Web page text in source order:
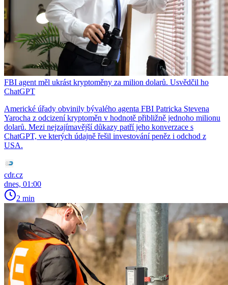
FBI agent měl ukrást kryptoměny za milion dolarů. Usvědčil ho
ChatGPT
Americké úřady obvinily bývalého agenta FBI Patricka Stevena
Yarocha z odcizení kryptoměn v hodnotě přibližně jednoho milionu
dolarů. Mezi nejzajímavější důkazy patří jeho konverzace s
ChatGPT, ve kterých údajně řešil investování peněz i odchod z
USA.
cdr.cz
dnes, 01:00
2 min